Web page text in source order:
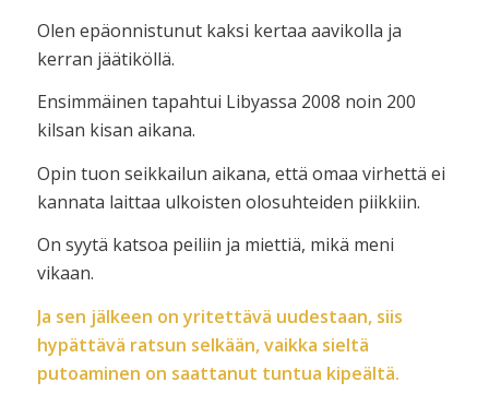
Olen epäonnistunut kaksi kertaa aavikolla ja
kerran jäätiköllä.
Ensimmäinen tapahtui Libyassa 2008 noin 200
kilsan kisan aikana.
Opin tuon seikkailun aikana, että omaa virhettä ei
kannata laittaa ulkoisten olosuhteiden piikkiin.
On syytä katsoa peiliin ja miettiä, mikä meni
vikaan.
Ja sen jälkeen on yritettävä uudestaan, siis
hypättävä ratsun selkään, vaikka sieltä
putoaminen on saattanut tuntua kipeältä.